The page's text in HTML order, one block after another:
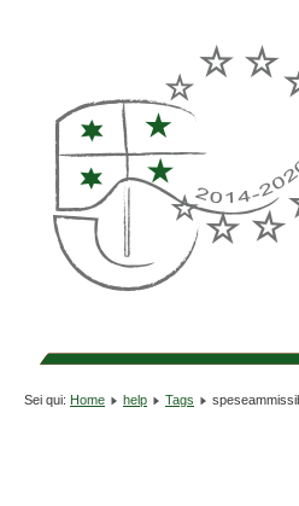
Sei qui: Home help Tags